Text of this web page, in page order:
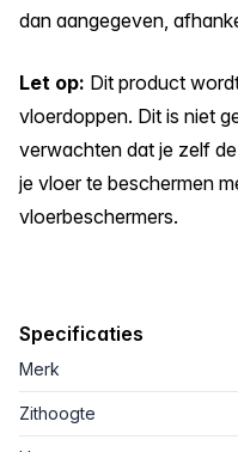
dan aangegeven,
Let op: Dit product
vloerdoppen. Dit is niet
verwachten dat je zelf
je vloer te beschermen
vloerbeschermers.
Specificaties
Merk
Zithoogte